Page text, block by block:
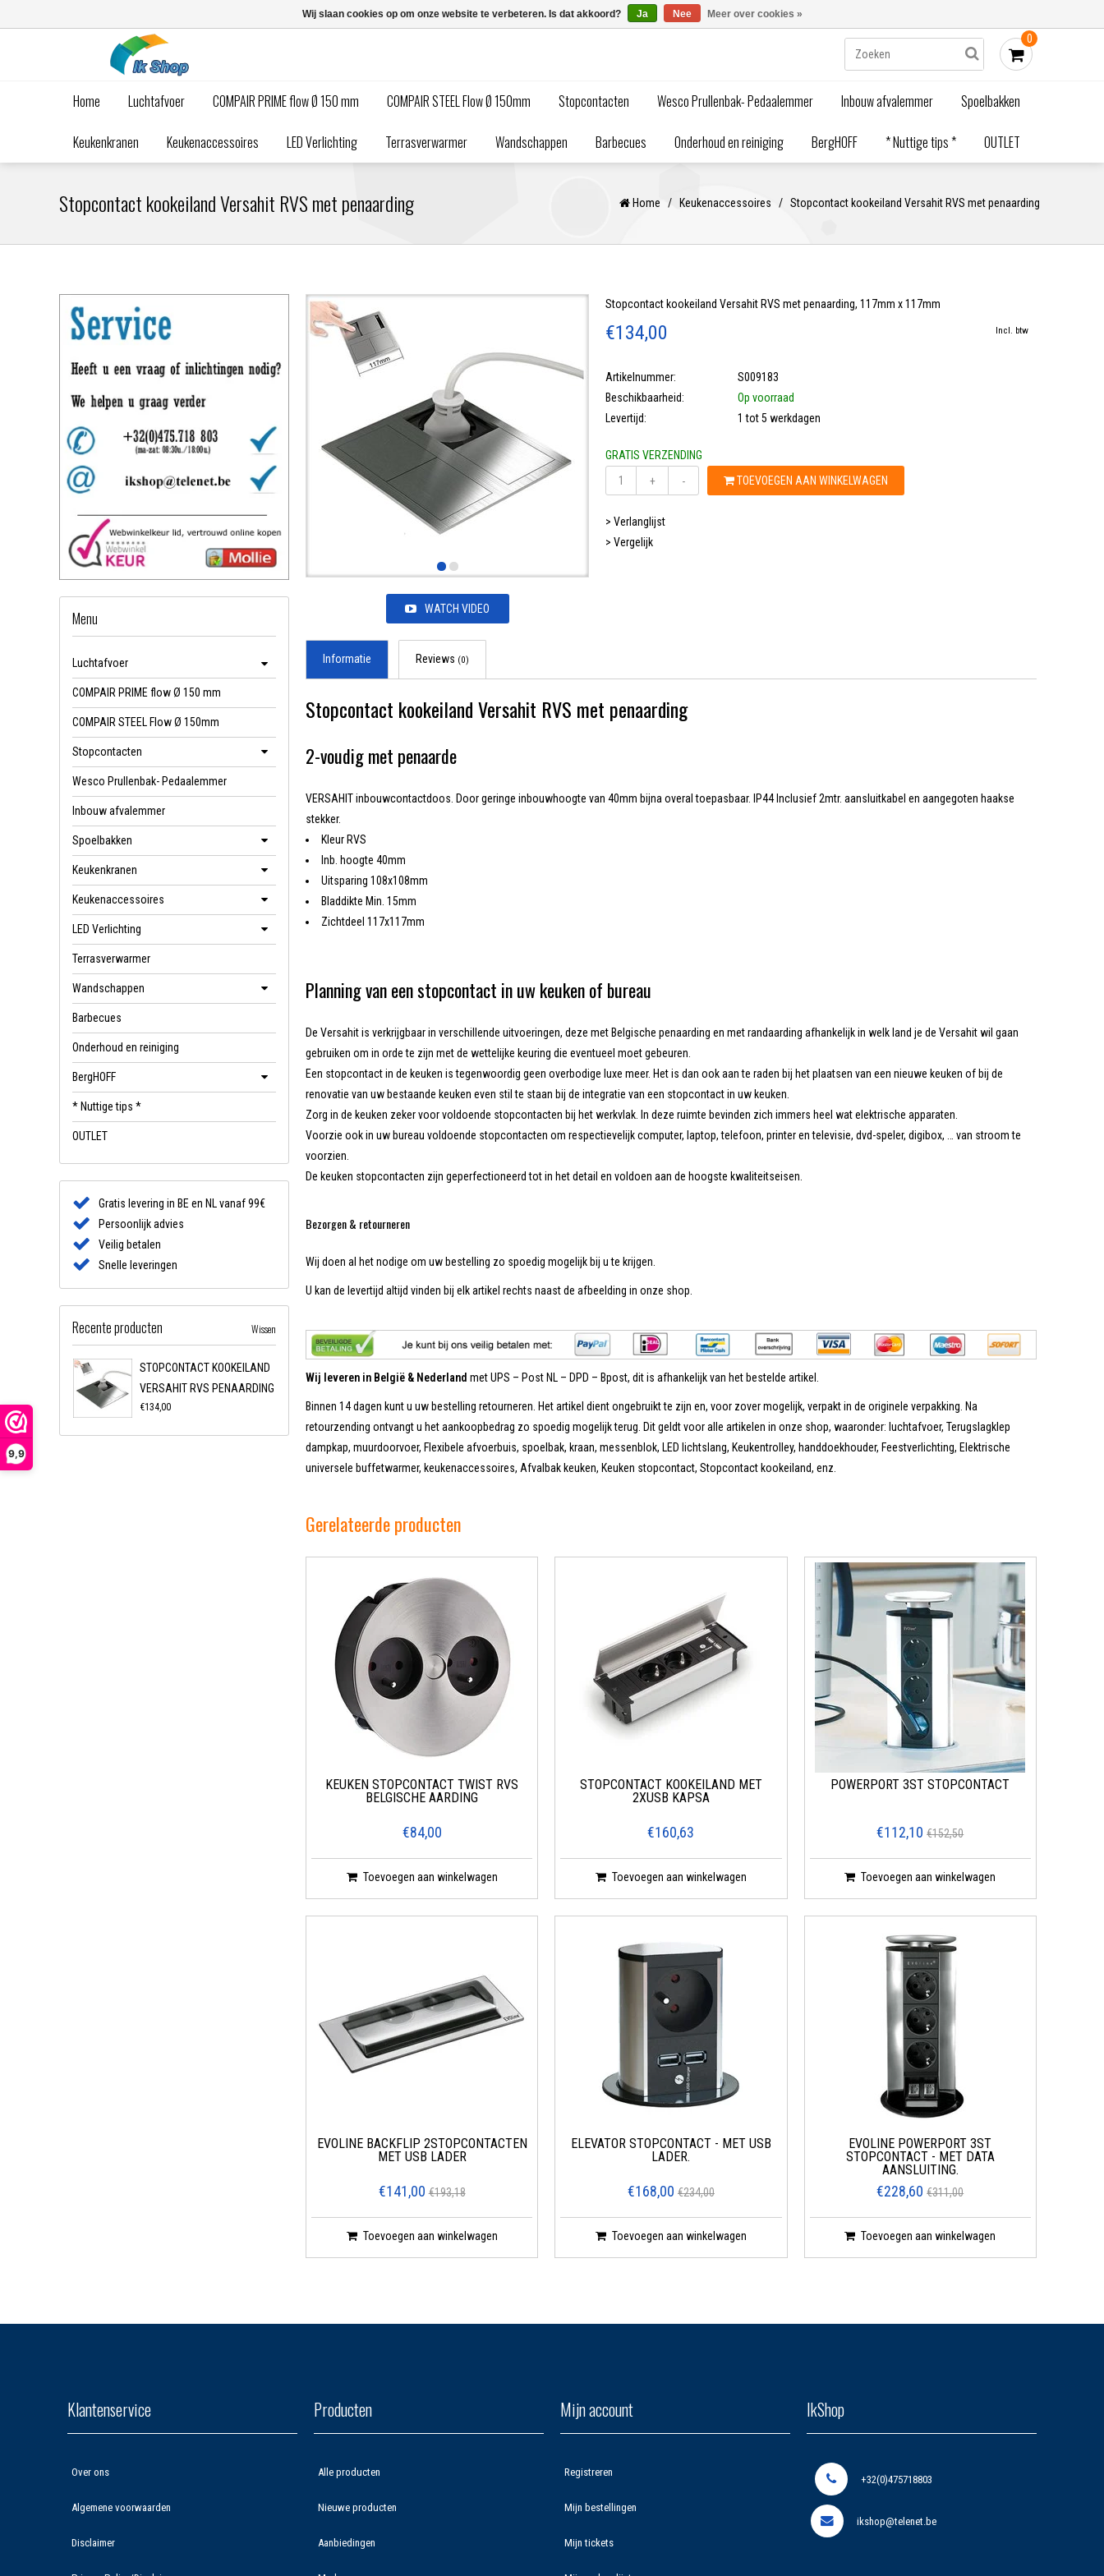
9,9
0
Home Luchtafvoer COMPAIR PRIME flow Ø 150 mm COMPAIR STEEL Flow Ø 150mm Stopcontacten Wesco Prullenbak- Pedaalemmer Inbouw afvalemmer Spoelbakken
Keukenkranen Keukenaccessoires LED Verlichting Terrasverwarmer Wandschappen Barbecues Onderhoud en reiniging BergHOFF * Nuttige tips * OUTLET
Stopcontact kookeiland Versahit RVS met penaarding Home / Keukenaccessoires / Stopcontact kookeiland Versahit RVS met penaarding
WATCH VIDEO
Stopcontact kookeiland Versahit RVS met penaarding, 117mm x 117mm
€134,00 Incl. btw
Artikelnummer:
S009183
Beschikbaarheid:
Op voorraad
Levertijd:
1 tot 5 werkdagen
GRATIS VERZENDING
+
- TOEVOEGEN AAN WINKELWAGEN
> Verlanglijst
> Vergelijk
Informatie Reviews (0)
Stopcontact kookeiland Versahit RVS met penaarding
2-voudig met penaarde
VERSAHIT inbouwcontactdoos. Door geringe inbouwhoogte van 40mm bijna overal toepasbaar. IP44 Inclusief 2mtr. aansluitkabel en aangegoten haakse
stekker.
Kleur RVS
Inb. hoogte 40mm
Uitsparing 108x108mm
Bladdikte Min. 15mm
Zichtdeel 117x117mm
Planning van een stopcontact in uw keuken of bureau
De Versahit is verkrijgbaar in verschillende uitvoeringen, deze met Belgische penaarding en met randaarding afhankelijk in welk land je de Versahit wil gaan
gebruiken om in orde te zijn met de wettelijke keuring die eventueel moet gebeuren.
Een stopcontact in de keuken is tegenwoordig geen overbodige luxe meer. Het is dan ook aan te raden bij het plaatsen van een nieuwe keuken of bij de
renovatie van uw bestaande keuken even stil te staan bij de integratie van een stopcontact in uw keuken.
Zorg in de keuken zeker voor voldoende stopcontacten bij het werkvlak. In deze ruimte bevinden zich immers heel wat elektrische apparaten.
Voorzie ook in uw bureau voldoende stopcontacten om respectievelijk computer, laptop, telefoon, printer en televisie, dvd-speler, digibox, … van stroom te
voorzien.
De keuken stopcontacten zijn geperfectioneerd tot in het detail en voldoen aan de hoogste kwaliteitseisen.
Bezorgen & retourneren
Wij doen al het nodige om uw bestelling zo spoedig mogelijk bij u te krijgen.
U kan de levertijd altijd vinden bij elk artikel rechts naast de afbeelding in onze shop.
Wij leveren in België & Nederland met UPS – Post NL – DPD – Bpost, dit is afhankelijk van het bestelde artikel.
Binnen 14 dagen kunt u uw bestelling retourneren. Het artikel dient ongebruikt te zijn en, voor zover mogelijk, verpakt in de originele verpakking. Na
retourzending ontvangt u het aankoopbedrag zo spoedig mogelijk terug. Dit geldt voor alle artikelen in onze shop, waaronder: luchtafvoer, Terugslagklep
dampkap, muurdoorvoer, Flexibele afvoerbuis, spoelbak, kraan, messenblok, LED lichtslang, Keukentrolley, handdoekhouder, Feestverlichting, Elektrische
universele buffetwarmer, keukenaccessoires, Afvalbak keuken, Keuken stopcontact, Stopcontact kookeiland, enz.
Gerelateerde producten
KEUKEN STOPCONTACT TWIST RVS
BELGISCHE AARDING
€84,00
Toevoegen aan winkelwagen
STOPCONTACT KOOKEILAND MET
2XUSB KAPSA
€160,63
Toevoegen aan winkelwagen
POWERPORT 3ST STOPCONTACT
€112,10 €152,50
Toevoegen aan winkelwagen
EVOLINE BACKFLIP 2STOPCONTACTEN
MET USB LADER
€141,00 €193,18
Toevoegen aan winkelwagen
ELEVATOR STOPCONTACT - MET USB
LADER.
€168,00 €234,00
Toevoegen aan winkelwagen
EVOLINE POWERPORT 3ST
STOPCONTACT - MET DATA
AANSLUITING.
€228,60 €311,00
Toevoegen aan winkelwagen
Menu
Luchtafvoer
COMPAIR PRIME flow Ø 150 mm
COMPAIR STEEL Flow Ø 150mm
Stopcontacten
Wesco Prullenbak- Pedaalemmer
Inbouw afvalemmer
Spoelbakken
Keukenkranen
Keukenaccessoires
LED Verlichting
Terrasverwarmer
Wandschappen
Barbecues
Onderhoud en reiniging
BergHOFF
* Nuttige tips *
OUTLET
Gratis levering in BE en NL vanaf 99€
Persoonlijk advies
Veilig betalen
Snelle leveringen
Recente producten Wissen
STOPCONTACT KOOKEILAND
VERSAHIT RVS PENAARDING
€134,00
Klantenservice
Over ons
Algemene voorwaarden
Disclaimer
Producten
Alle producten
Nieuwe producten
Aanbiedingen
Mijn account
Registreren
Mijn bestellingen
Mijn tickets
IkShop
+32(0)475718803
ikshop@telenet.be
Wij slaan cookies op om onze website te verbeteren. Is dat akkoord? Ja Nee Meer over cookies »